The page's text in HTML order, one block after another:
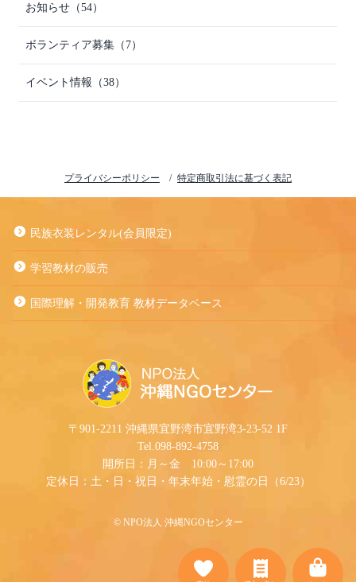
お知らせ（54）
ボランティア募集（7）
イベント情報（38）
プライバシーポリシー 特定商取引法に基づく表記
民族衣装レンタル(会員限定)
学習教材の販売
国際理解・開発教育 教材データベース
〒901-2211 沖縄県宜野湾市宜野湾3-23-52 1F
Tel.098-892-4758
開所日：月～金 10:00～17:00
定休日：土・日・祝日・年末年始・慰霊の日（6/23）
©︎ NPO法人 沖縄NGOセンター